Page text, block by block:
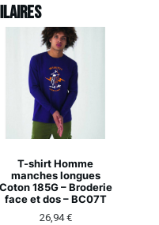
T-shirt Homme
manches longues
Coton 185G – Broderie
face et dos – BC07T
26,94€